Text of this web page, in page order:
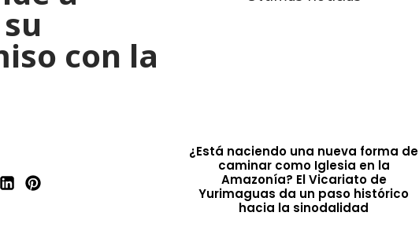
con la
¿Está naciendo una nueva forma de
caminar como Iglesia en la
Amazonía? El Vicariato de
Yurimaguas da un paso histórico
hacia la sinodalidad